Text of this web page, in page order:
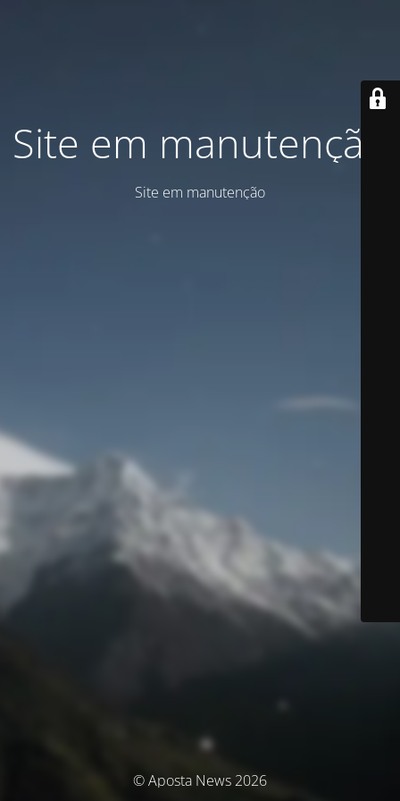
Site em manutenção
Site em manutenção
© Aposta News 2026